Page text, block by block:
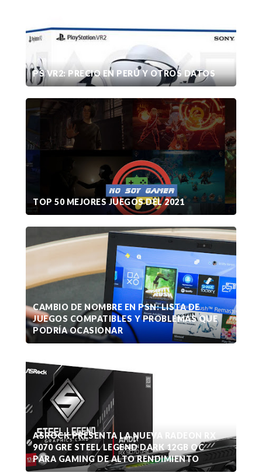
PS VR2: PRECIO EN PERÚ Y OTROS DATOS
TOP 50 MEJORES JUEGOS DEL 2021
CAMBIO DE NOMBRE EN PSN: LISTA DE
JUEGOS COMPATIBLES Y PROBLEMAS QUE
PODRÍA OCASIONAR
ASROCK PRESENTA LA NUEVA RADEON RX
9070 GRE STEEL LEGEND DARK 12GB OC
PARA GAMING DE ALTO RENDIMIENTO